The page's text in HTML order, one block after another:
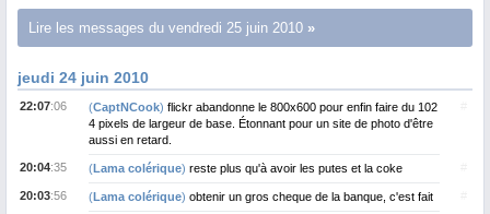
Lire les messages du vendredi 25 juin 2010
jeudi 24 juin 2010
22:07:06 (CaptNCook) flickr abandonne le 800x600 pour enfin faire du 102
4 pixels de largeur de base. Étonnant pour un site de photo d'être
aussi en retard.
20:04:35 (Lama colérique) reste plus qu'à avoir les putes et la coke
20:03:56 (Lama colérique) obtenir un gros cheque de la banque, c'est fait